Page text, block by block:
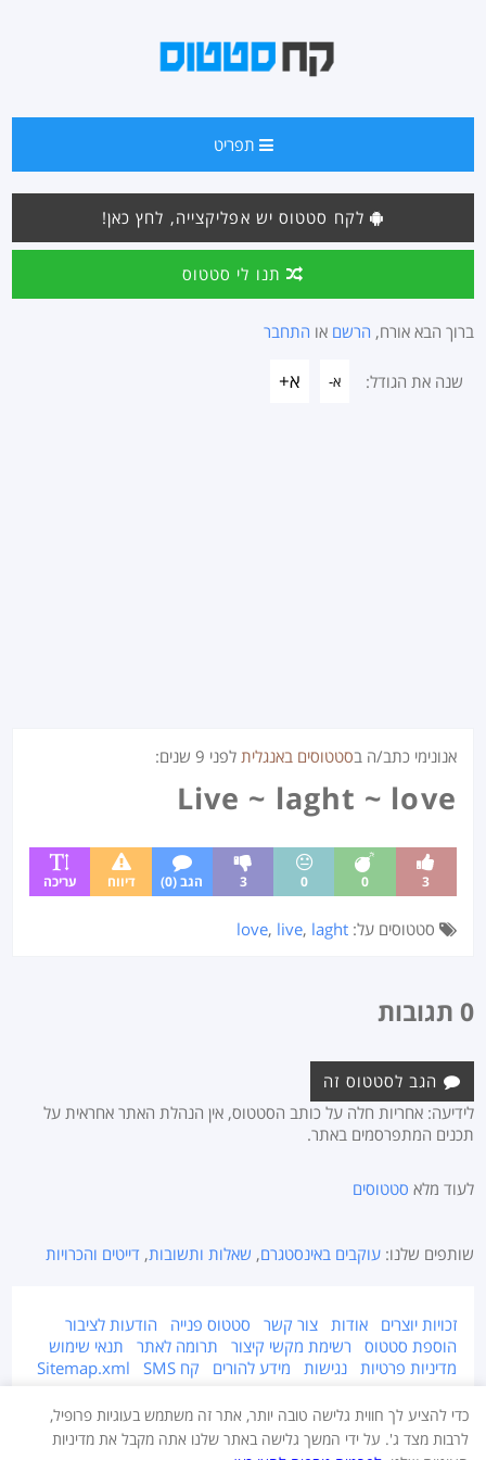
תפריט
לקח סטטוס יש אפליקצייה, לחץ כאן!
תנו לי סטטוס
ברוך הבא אורח, הרשם או התחבר
שנה את הגודל: א- א+
אנונימי כתב/ה בסטטוסים באנגלית לפני 9 שנים :
Live ~ laght ~ love
3
0
0
3 הגב (0) דיווח עריכה
סטטוסים על: love, live, laght
0 תגובות
הגב לסטטוס זה
לידיעה: אחריות חלה על כותב הסטטוס, אין הנהלת האתר אחראית על
תכנים המתפרסמים באתר.
לעוד מלא סטטוסים
שותפים שלנו:עוקבים באינסטגרם, שאלות ותשובות, דייטים והכרויות
זכויות יוצרים אודות צור קשר סטטוס פנייה
הודעות לציבור
הוספת סטטוס
רשימת מקשי קיצור תרומה לאתר
תנאי שימוש
מדיניות פרטיות
נגישות מידע להורים קח SMS Sitemap.xml
אתר זה מוגן על ידי זכויות יוצרים © 2015-2026 Takestatus.net.
אין צוות האתר אחראי על התוכן המפורסם באתר, במידה ויש חומר לא ראוי ו/או
מוגן בזכויות יוצרים - יש לדווח מייד בעמוד צור קשר.
כדי להציע לך חווית גלישה טובה יותר, אתר זה משתמש בעוגיות פרופיל,
לרבות מצד ג'. על ידי המשך גלישה באתר שלנו אתה מקבל את מדיניות